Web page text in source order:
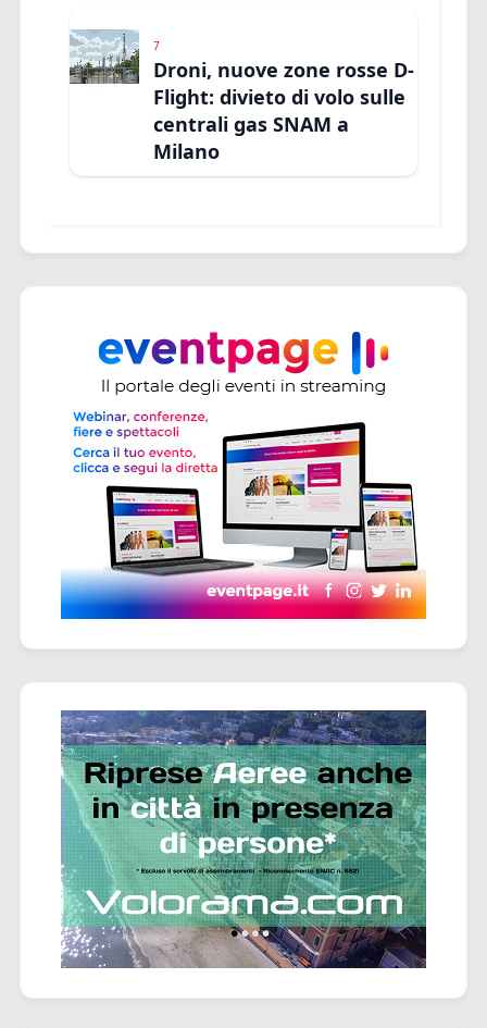
7
Droni, nuove zone rosse D-
Flight: divieto di volo sulle
centrali gas SNAM a
Milano